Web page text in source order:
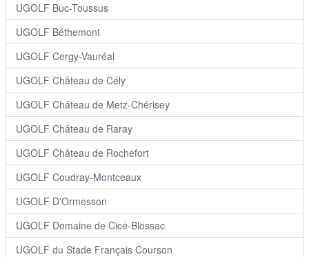
UGOLF Buc-Toussus
UGOLF Béthemont
UGOLF Cergy-Vauréal
UGOLF Château de Cély
UGOLF Château de Metz-Chérisey
UGOLF Château de Raray
UGOLF Château de Rochefort
UGOLF Coudray-Montceaux
UGOLF D'Ormesson
UGOLF Domaine de Cicé-Blossac
UGOLF du Stade Français Courson